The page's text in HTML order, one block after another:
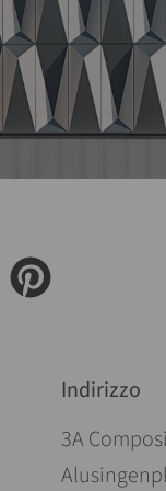
Indirizzo
3A